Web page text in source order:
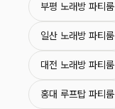
부평 노래방 파티룸
일산 노래방 파티룸
대전 노래방 파티룸
홍대 루프탑 파티룸